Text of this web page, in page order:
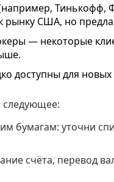
рынку США, но
— некоторые
доступны для новых
следующее:
бумагам: уточни
счёта, перевод